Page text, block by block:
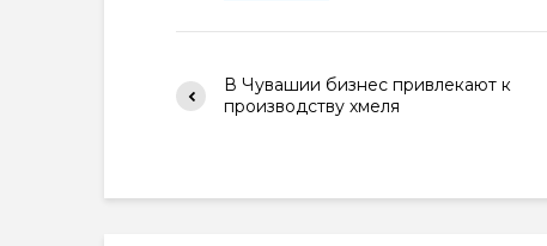
В Чувашии бизнес привлекают к
производству хмеля